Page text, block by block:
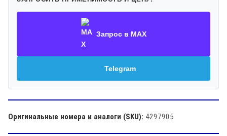
Запрос в MAX
Telegram
Оригинальные номера и аналоги (SKU): 4297905